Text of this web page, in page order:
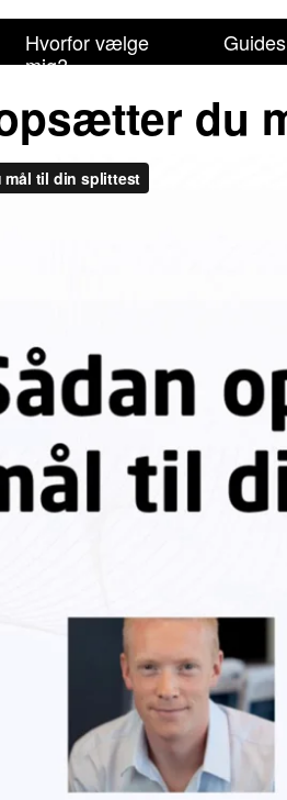
Hvorfor vælge
mig?
Guides
du